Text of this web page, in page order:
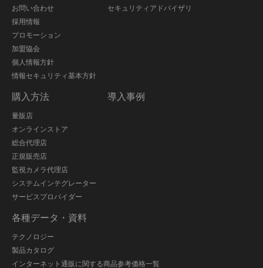
お問い合わせ
採用情報
プロモーション
加盟協会
個人情報方針
情報セキュリティ基本方針
セキュリティアドバイザリ
購入方法
量販店
オンラインストア
総合代理店
正規販売店
監視カメラ代理店
システムインテグレーター
サービスプロバイダー
導入事例
各種データ・資料
テクノロジー
製品カタログ
インターネット通販に関する商品参考価格一覧